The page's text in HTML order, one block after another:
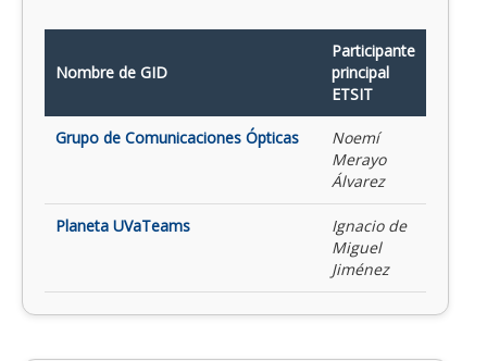
Nombre de GID
Participante
principal
ETSIT
Grupo de Comunicaciones Ópticas
Noemí
Merayo
Álvarez
Planeta UVaTeams
Ignacio de
Miguel
Jiménez